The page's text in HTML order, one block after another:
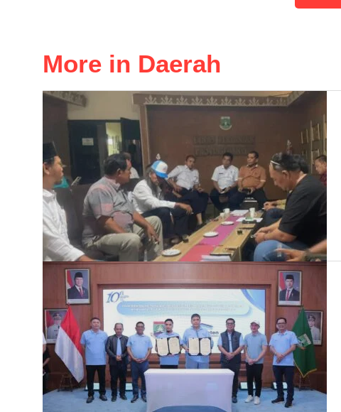
More in Daerah